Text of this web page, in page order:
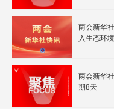
两会新华
入生态环
两会新华
期8天